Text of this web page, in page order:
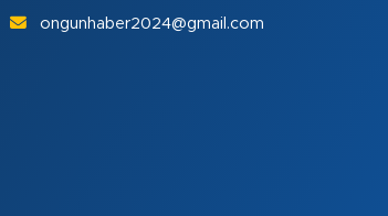
ongunhaber2024@gmail.com